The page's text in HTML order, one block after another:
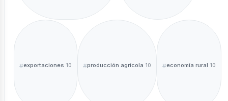
exportaciones 10 producción agrícola 10 economía rural 10